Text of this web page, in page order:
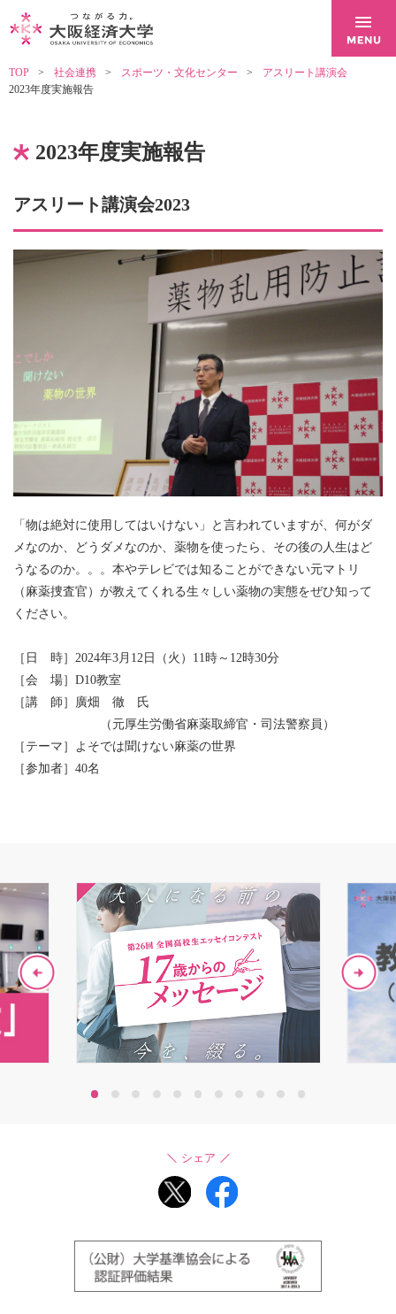
TOP 社会連携 スポーツ・文化センター
アスリート講演会
2023年度実施報告
2023年度実施報告
アスリート講演会2023
「物は絶対に使用してはいけない」と言われていますが、何がダ
メなのか、どうダメなのか、薬物を使ったら、その後の人生はど
うなるのか。。。本やテレビでは知ることができない元マトリ
（麻薬捜査官）が教えてくれる生々しい薬物の実態をぜひ知って
ください。
［日 時］2024年3月12日（火）11時～12時30分
［会 場］D10教室
［講 師］廣畑 徹 氏
（元厚生労働省麻薬取締官・司法警察員）
［テーマ］よそでは聞けない麻薬の世界
［参加者］40名
2 4 5 7 9
シェア